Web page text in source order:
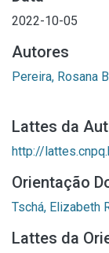
2022-10-05
Autores
Pereira, Rosana
Lattes da
http://
Orientação
Tschá, Elizabeth
Lattes da